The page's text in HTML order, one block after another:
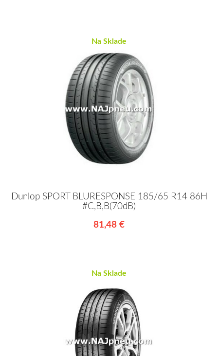
Na Sklade
Dunlop SPORT BLURESPONSE 185/65 R14 86H
#C,B,B(70dB)
81,48 €
Na Sklade